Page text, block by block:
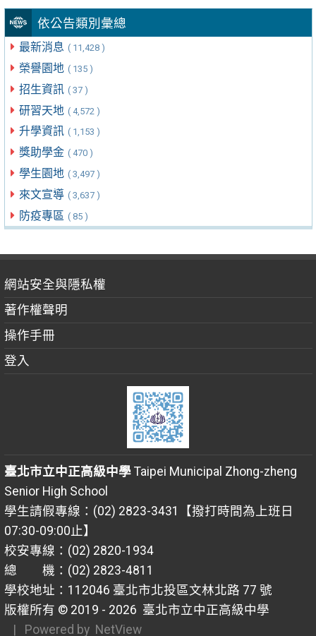
依公告類別彙總
最新消息 ( 11,428 )
榮譽園地 ( 135 )
招生資訊 ( 37 )
研習天地 ( 4,572 )
升學資訊 ( 1,153 )
獎助學金 ( 470 )
學生園地 ( 3,497 )
來文宣導 ( 3,637 )
防疫專區 ( 85 )
網站安全與隱私權
著作權聲明
操作手冊
登入
臺北市立中正高級中學Taipei Municipal Zhong-zheng
Senior High School
學生請假專線：(02) 2823-3431【撥打時間為上班日
07:30-09:00止】
校安專線：(02) 2820-1934
總 機：(02) 2823-4811
學校地址：112046 臺北市北投區文林北路 77 號
版權所有 © 2019 - 2026 臺北市立中正高級中學
| Powered by NetView